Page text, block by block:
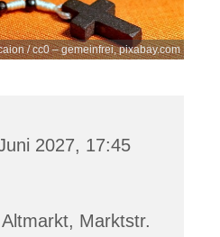
/ cc0 – gemeinfrei, pixabay.com
2027, 17:45
Marktstr.